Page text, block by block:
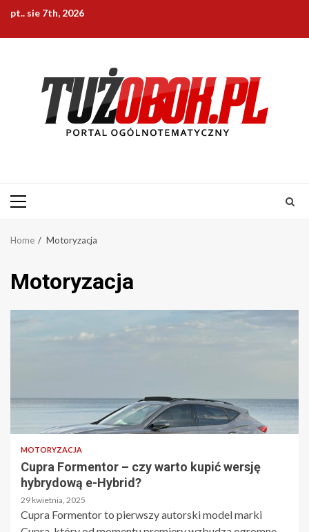
Skip
content
pt.. sie 7th, 2026
Primary
Home Motoryzacja
Motoryzacja
MOTORYZACJA
Cupra Formentor – czy warto kupić wersję
hybrydową e-Hybrid?
29 kwietnia, 2025
Cupra Formentor to pierwszy autorski model marki